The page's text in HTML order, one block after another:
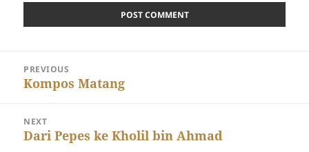
navigation
PREVIOUS
Previous
Kompos Matang
NEXT
Next
Dari Pepes ke Kholil bin Ahmad